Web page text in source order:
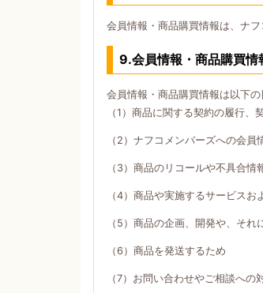
会員情報・商品購買情報は、ナ
9.会員情報・商品購買情
会員情報・商品購買情報は以下の
（1）商品に関する契約の履行
（2）ナフコメンバーズへの会
（3）商品のリコールや不具合情
（4）商品や実施するサービス
（5）商品の企画、開発や、そ
（6）商品を発送するため
（7）お問い合わせやご相談への